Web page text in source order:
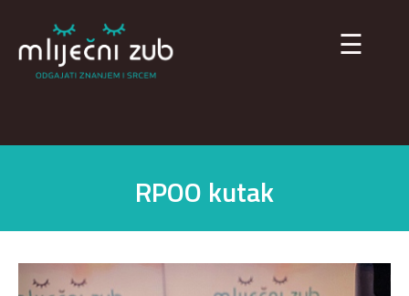
×
☰
RPOO kutak